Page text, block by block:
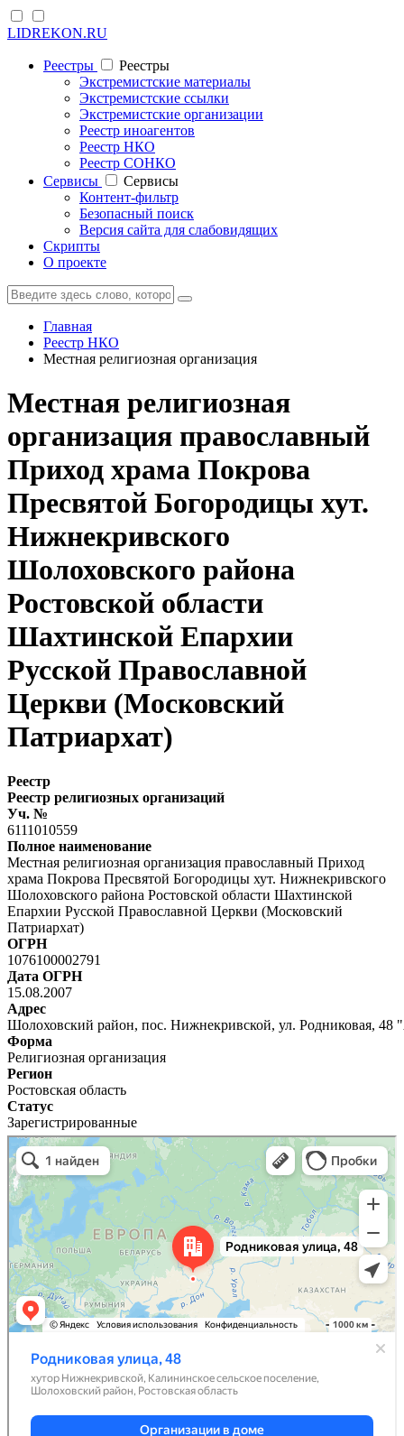
LIDREKON.RU
Реестры
Реестры
Экстремистские материалы
Экстремистские ссылки
Экстремистские организации
Реестр иноагентов
Реестр НКО
Реестр СОНКО
Cервисы
Cервисы
Контент-фильтр
Безопасный поиск
Версия сайта для слабовидящих
Скрипты
О проекте
Главная
Реестр НКО
Местная религиозная организация
Местная религиозная
организация православный
Приход храма Покрова
Пресвятой Богородицы хут.
Нижнекривского
Шолоховского района
Ростовской области
Шахтинской Епархии
Русской Православной
Церкви (Московский
Патриархат)
Реестр
Реестр религиозных организаций
Уч. №
6111010559
Полное наименование
Местная религиозная организация православный Приход
храма Покрова Пресвятой Богородицы хут. Нижнекривского
Шолоховского района Ростовской области Шахтинской
Епархии Русской Православной Церкви (Московский
Патриархат)
ОГРН
1076100002791
Дата ОГРН
15.08.2007
Адрес
Шолоховский район, пос. Нижнекривской, ул. Родниковая, 48
Форма
Религиозная организация
Регион
Ростовская область
Статус
Зарегистрированные